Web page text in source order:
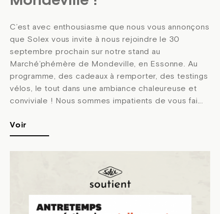
C’est avec enthousiasme que nous vous annonçons
que Solex vous invite à nous rejoindre le 30
septembre prochain sur notre stand au
Marché’phémère de Mondeville, en Essonne. Au
programme, des cadeaux à remporter, des testings
vélos, le tout dans une ambiance chaleureuse et
conviviale ! Nous sommes impatients de vous fai...
Voir